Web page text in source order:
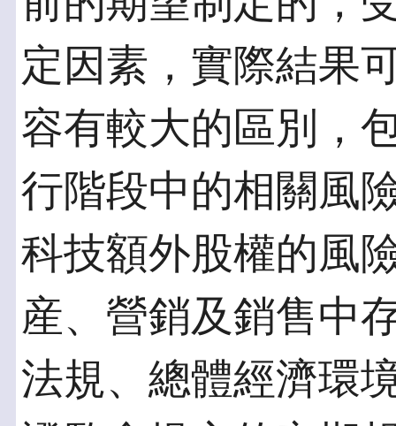
定因素，實際結果
容有較大的區別，
行階段中的相關風
科技額外股權的風
産、營銷及銷售中
法規、總體經濟環